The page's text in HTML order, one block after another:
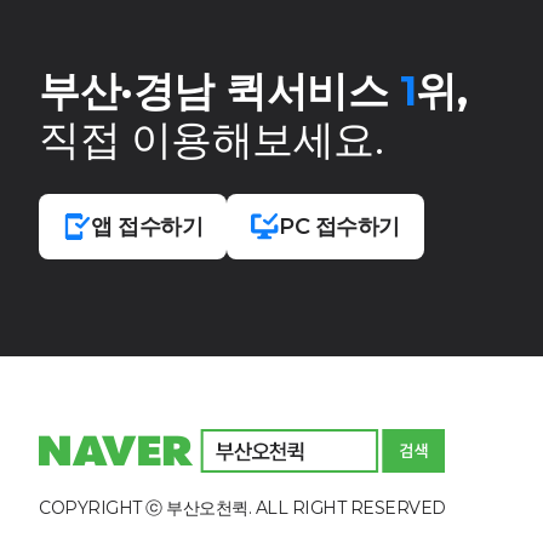
부산·경남 퀵서비스 1위,
직접 이용해보세요.
앱 접수하기 PC 접수하기
COPYRIGHT ⓒ 부산오천퀵. ALL RIGHT RESERVED